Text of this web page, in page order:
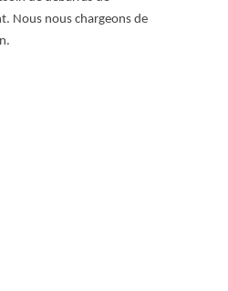
Nous nous chargeons de